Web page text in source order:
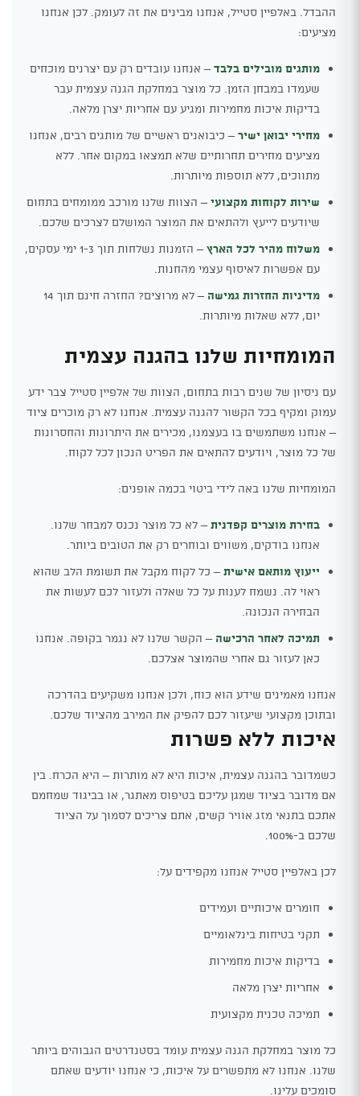
ההבדל. באלפיין סטייל, אנחנו מבינים את זה לעומק. לכן אנחנו
מציעים:
מותגים מובילים בלבד– אנחנו עובדים רק עם יצרנים מוכחים
שעמדו במבחן הזמן. כל מוצר במחלקת הגנה עצמית עבר
בדיקות איכות מחמירות ומגיע עם אחריות יצרן מלאה.
מחירי יבואן ישיר– כיבואנים ראשיים של מותגים רבים, אנחנו
מציעים מחירים תחרותיים שלא תמצאו במקום אחר. ללא
מתווכים, ללא תוספות מיותרות.
שירות לקוחות מקצועי– הצוות שלנו מורכב ממומחים בתחום
שיודעים לייעץ ולהתאים את המוצר המושלם לצרכים שלכם.
משלוח מהיר לכל הארץ
– הזמנות נשלחות תוך 1-3 ימי עסקים,
עם אפשרות לאיסוף עצמי מהחנות.
מדיניות החזרות גמישה
– לא מרוצים? החזרה חינם תוך 14
יום, ללא שאלות מיותרות.
המומחיות שלנו בהגנה עצמית
עם ניסיון של שנים רבות בתחום, הצוות של אלפיין סטייל צבר ידע
עמוק ומקיף בכל הקשור להגנה עצמית. אנחנו לא רק מוכרים ציוד
– אנחנו משתמשים בו בעצמנו, מכירים את היתרונות והחסרונות
של כל מוצר, ויודעים להתאים את הפריט הנכון לכל לקוח.
המומחיות שלנו באה לידי ביטוי בכמה אופנים:
בחירת מוצרים קפדנית– לא כל מוצר נכנס למבחר שלנו.
אנחנו בודקים, משווים ובוחרים רק את הטובים ביותר.
ייעוץ מותאם אישית– כל לקוח מקבל את תשומת הלב שהוא
ראוי לה. נשמח לענות על כל שאלה ולעזור לכם לעשות את
הבחירה הנכונה.
תמיכה לאחר הרכישה – הקשר שלנו לא נגמר בקופה. אנחנו
כאן לעזור גם אחרי שהמוצר אצלכם.
אנחנו מאמינים שידע הוא כוח, ולכן אנחנו משקיעים בהדרכה
ובתוכן מקצועי שיעזור לכם להפיק את המירב מהציוד שלכם.
איכות ללא פשרות
כשמדובר בהגנה עצמית, איכות היא לא מותרות – היא הכרח. בין
אם מדובר בציוד שמגן עליכם בטיפוס מאתגר, או בביגוד שמחמם
אתכם בתנאי מזג אוויר קשים, אתם צריכים לסמוך על הציוד
שלכם ב-100%.
לכן באלפיין סטייל אנחנו מקפידים על:
חומרים איכותיים ועמידים
תקני בטיחות בינלאומיים
בדיקות איכות מחמירות
אחריות יצרן מלאה
תמיכה טכנית מקצועית
כל מוצר במחלקת הגנה עצמית עומד בסטנדרטים הגבוהים ביותר
שלנו. אנחנו לא מתפשרים על איכות, כי אנחנו יודעים שאתם
סומכים עלינו.